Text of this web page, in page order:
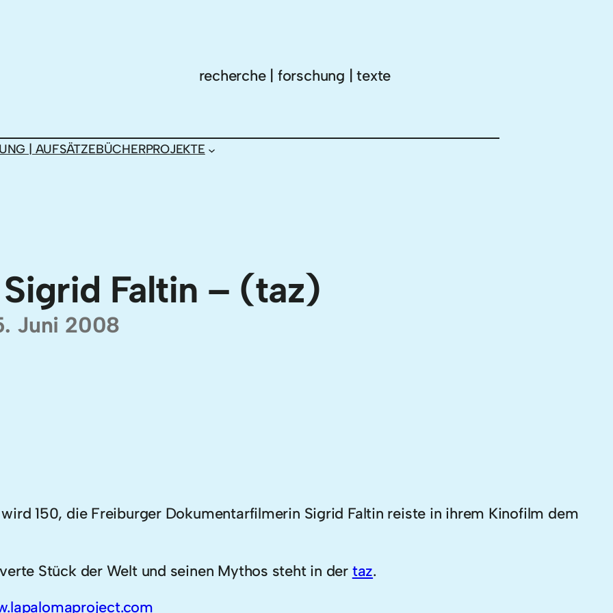
recherche | forschung | texte
| AUFSÄTZEBÜCHERPROJEKTE
Faltin – (taz)
Juni 2008
150, die Freiburger Dokumentarfilmerin Sigrid Faltin reiste in ihrem Kinofilm dem
Stück der Welt und seinen Mythos steht in der taz.